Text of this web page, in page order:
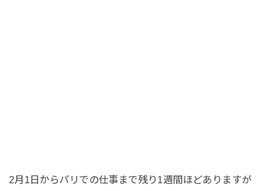
2月1日からパリでの仕事まで残り1週間ほどありますが